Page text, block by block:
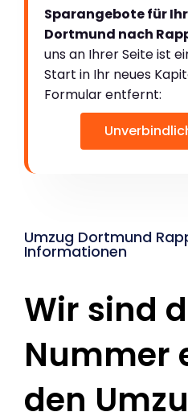
Sparangebote für
Dortmund nach
uns an Ihrer Seite ist
Start in Ihr neues
Formular entfernt:
Umzug Dortmund
Informationen
Wir sind
Nummer
den